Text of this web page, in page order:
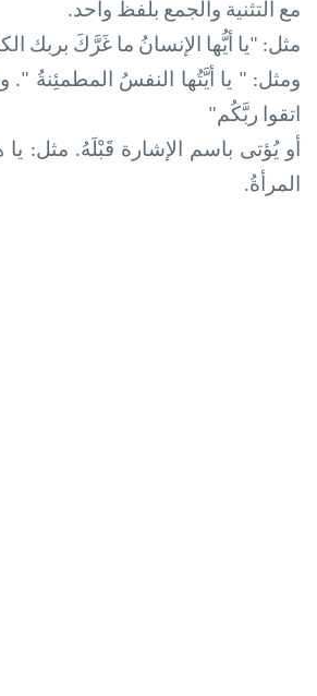
مع التثنية والجمع بلفظ واحد.
مثل: "يا أيُّها الإنسانُ ما غَرَّكَ بربك
ومثل: " يا أيَّتُها النفسُ المطمئِنةُ ".
اتقوا ربَّكُم"
أو يُؤتى باسم الإشارة قَبْلَهُ. مثل: يا
المرأةُ.